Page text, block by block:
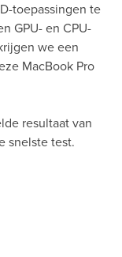
toepassingen te
GPU- en CPU-
we een
MacBook Pro
resultaat van
snelste test.